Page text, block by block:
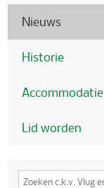
Nieuws
Historie
Accommodatie
Lid worden